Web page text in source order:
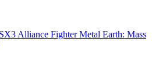
Metal Earth: Mass